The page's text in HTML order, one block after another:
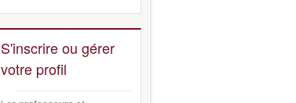
S'inscrire ou gérer
votre profil